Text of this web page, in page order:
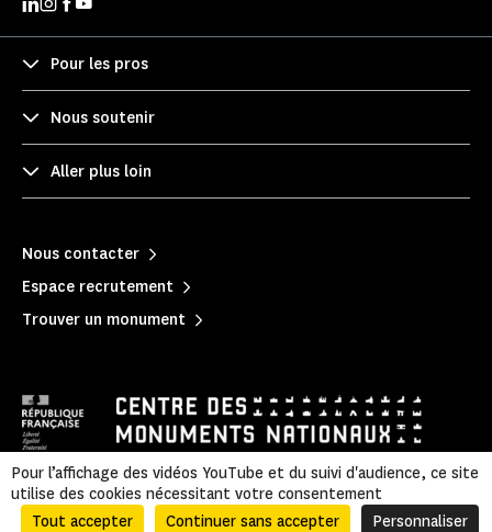
Pour les pros
Nous soutenir
Aller plus loin
Nous contacter
Espace recrutement
Trouver un monument
Mentions légales Politique de confidentialité
|
Informations légales et administratives
| Plan du site
Pour l’affichage des vidéos YouTube et du suivi d'audience, ce site
utilise des cookies nécessitant votre consentement
Tout accepter
Continuer sans accepter Personnaliser